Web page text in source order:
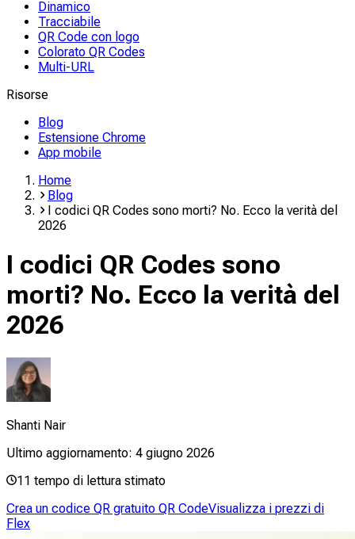
Dinamico
Tracciabile
QR Code con logo
Colorato QR Codes
Multi-URL
Risorse
Blog
Estensione Chrome
App mobile
Home
Blog
I codici QR Codes sono morti? No. Ecco la verità del
2026
I codici QR Codes sono
morti? No. Ecco la verità del
2026
Shanti Nair
Ultimo aggiornamento: 4 giugno 2026
11 tempo di lettura stimato
Crea un codice QR gratuito QR CodeVisualizza i prezzi di
Flex